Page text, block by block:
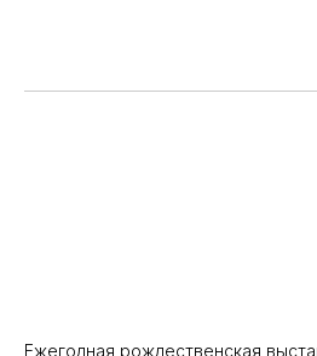
Ежегодная рождественская